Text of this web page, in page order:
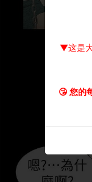
▼这是
😘 您的